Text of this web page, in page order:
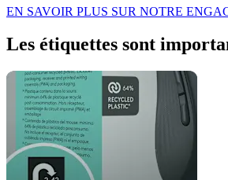
EN SAVOIR PLUS SUR NOTRE
Les étiquettes sont